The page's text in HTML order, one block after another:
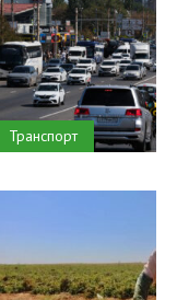
Транспорт